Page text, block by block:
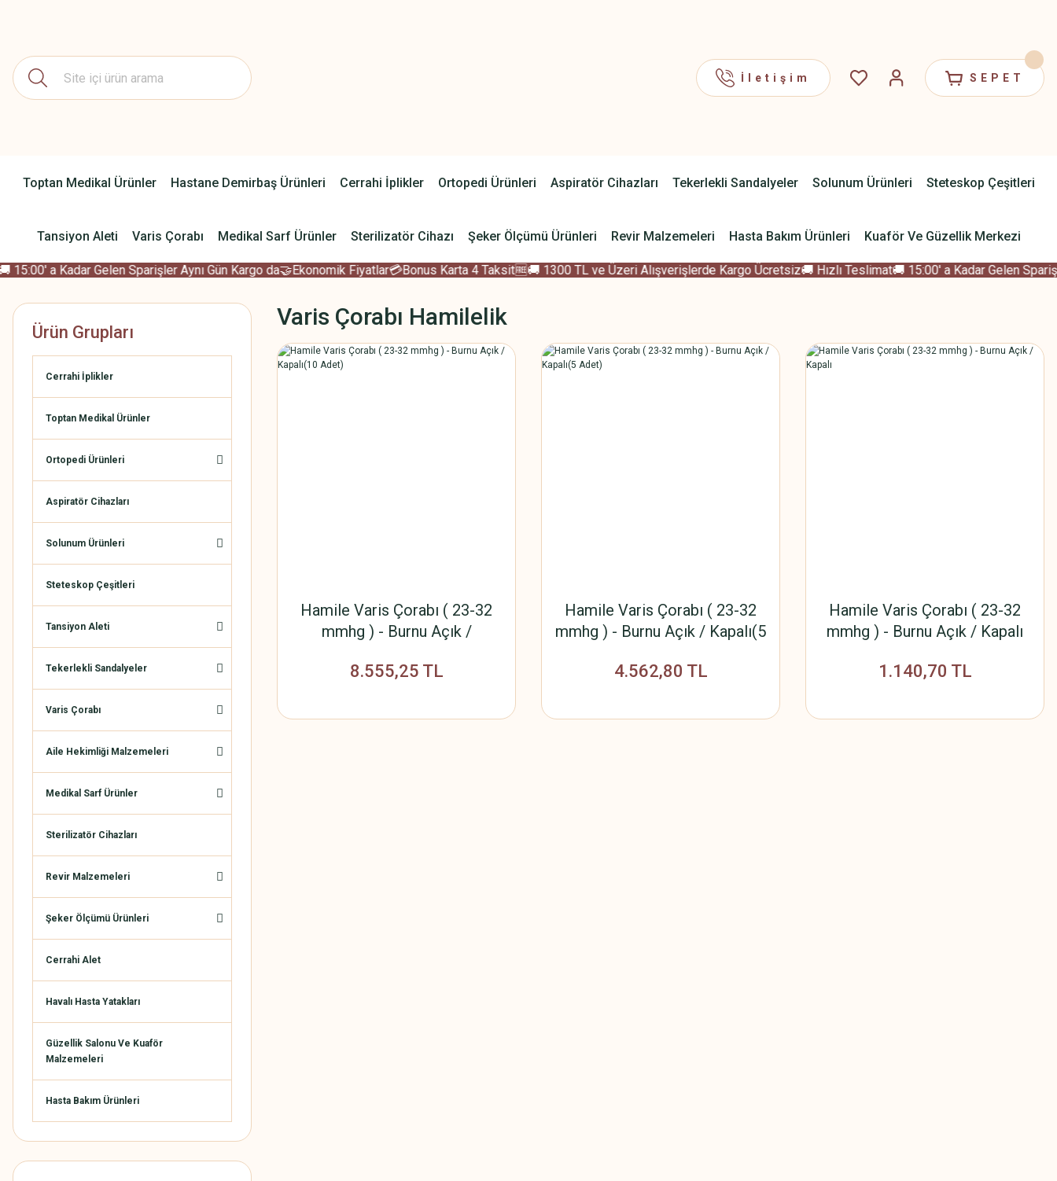
İletişim SEPET
Toptan Medikal Ürünler Hastane Demirbaş Ürünleri Cerrahi İplikler Ortopedi Ürünleri Aspiratör Cihazları Tekerlekli Sandalyeler Solunum Ürünleri Steteskop Çeşitleri
Tansiyon Aleti Varis Çorabı Medikal Sarf Ürünler Sterilizatör Cihazı Şeker Ölçümü Ürünleri Revir Malzemeleri Hasta Bakım Ürünleri Kuaför Ve Güzellik Merkezi
a Kadar Gelen Sparişler Aynı Gün Kargo da 🤝Ekonomik Fiyatlar💳Bonus Karta 4 Taksit🆓🚚 1300 TL ve Üzeri Alışverişlerde Kargo Ücretsiz🚚 Hızlı Teslimat🚚 15:00' a Kadar Gelen
Ürün Grupları
Cerrahi İplikler
Toptan Medikal Ürünler
Ortopedi Ürünleri
Aspiratör Cihazları
Solunum Ürünleri
Steteskop Çeşitleri
Tansiyon Aleti
Tekerlekli Sandalyeler
Varis Çorabı
Aile Hekimliği Malzemeleri
Medikal Sarf Ürünler
Sterilizatör Cihazları
Revir Malzemeleri
Şeker Ölçümü Ürünleri
Cerrahi Alet
Havalı Hasta Yatakları
Güzellik Salonu Ve Kuaför
Malzemeleri
Hasta Bakım Ürünleri
Varis Çorabı Hamilelik
Hamile Varis Çorabı ( 23-32
mmhg ) - Burnu Açık /
8.555,25 TL
Hamile Varis Çorabı ( 23-32
mmhg ) - Burnu Açık / Kapalı(5
4.562,80 TL
Hamile Varis Çorabı ( 23-32
mmhg ) - Burnu Açık / Kapalı
1.140,70 TL